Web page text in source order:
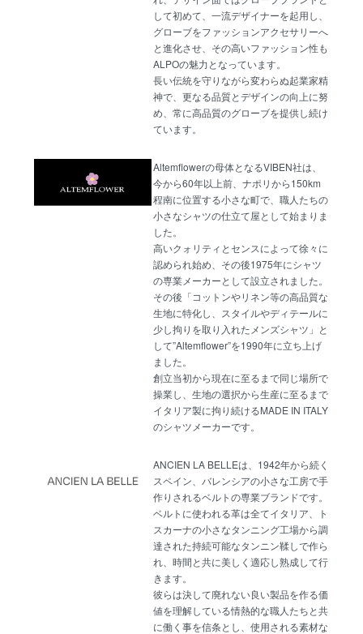
して初めて、一流デザイナーを起用し、
グローブをファッションアクセサリーへ
と進化させ、その高いファッション性も
ALPOの魅力となっています。
長い伝統を守りながら変わらぬ起業家精
神で、更なる品質とデザインの向上に努
め、常に高品質のグローブを提供し続け
ています。
Altemflowerの母体となるVIBEN社は、
今から60年以上前、ナポリから150km
程南に位置する小さな町で、職人たちの
小さなシャツの仕立て屋として始まりま
した。
高いクォリティとセンスによって徐々に
認められ始め、その後1975年にシャツ
の専業メーカーとして設立されました。
その後「コットンやリネン等の高品質な
生地に特化し、スタイルやディテールに
少し拘りを取り入れたメンズシャツ」と
して”Altemflower”を1990年に立ち上げ
ました。
創立当初から現在に至るまで同じ場所で
操業し、生地の選択から生産に至るまで
イタリア製に拘り続けるMADE IN ITALY
のシャツメーカーです。
ANCIEN LA BELLEは、1942年から続く
スペイン、バレンシアの小さな工房で手
作りされるベルトの専業ブランドです。
ベルトに使われる革は全てイタリア、ト
スカーナの小さなタンニング工場から調
達された持続可能なタンニン鞣しで作ら
れ、時間と共に美しく適応し熟成して行
きます。
彼らは決して廃れない良い製品を作る価
値を理解している情熱的な職人たちと共
に働く事を信条とし、使用される素材な